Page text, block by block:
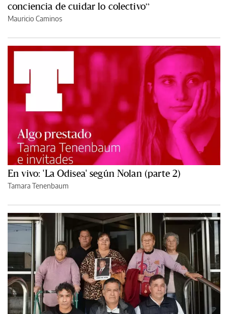
conciencia de cuidar lo colectivo”
Mauricio Caminos
En vivo: 'La Odisea' según Nolan (parte 2)
Tamara Tenenbaum